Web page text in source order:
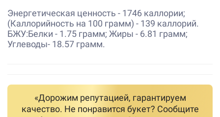
Энергетическая ценность - 1746 каллории;
(Каллорийность на 100 грамм) - 139 каллорий.
БЖУ:Белки - 1.75 грамм; Жиры - 6.81 грамм;
Углеводы- 18.57 грамм.
«Дорожим репутацией, гарантируем
качество. Не понравится букет? Сообщите